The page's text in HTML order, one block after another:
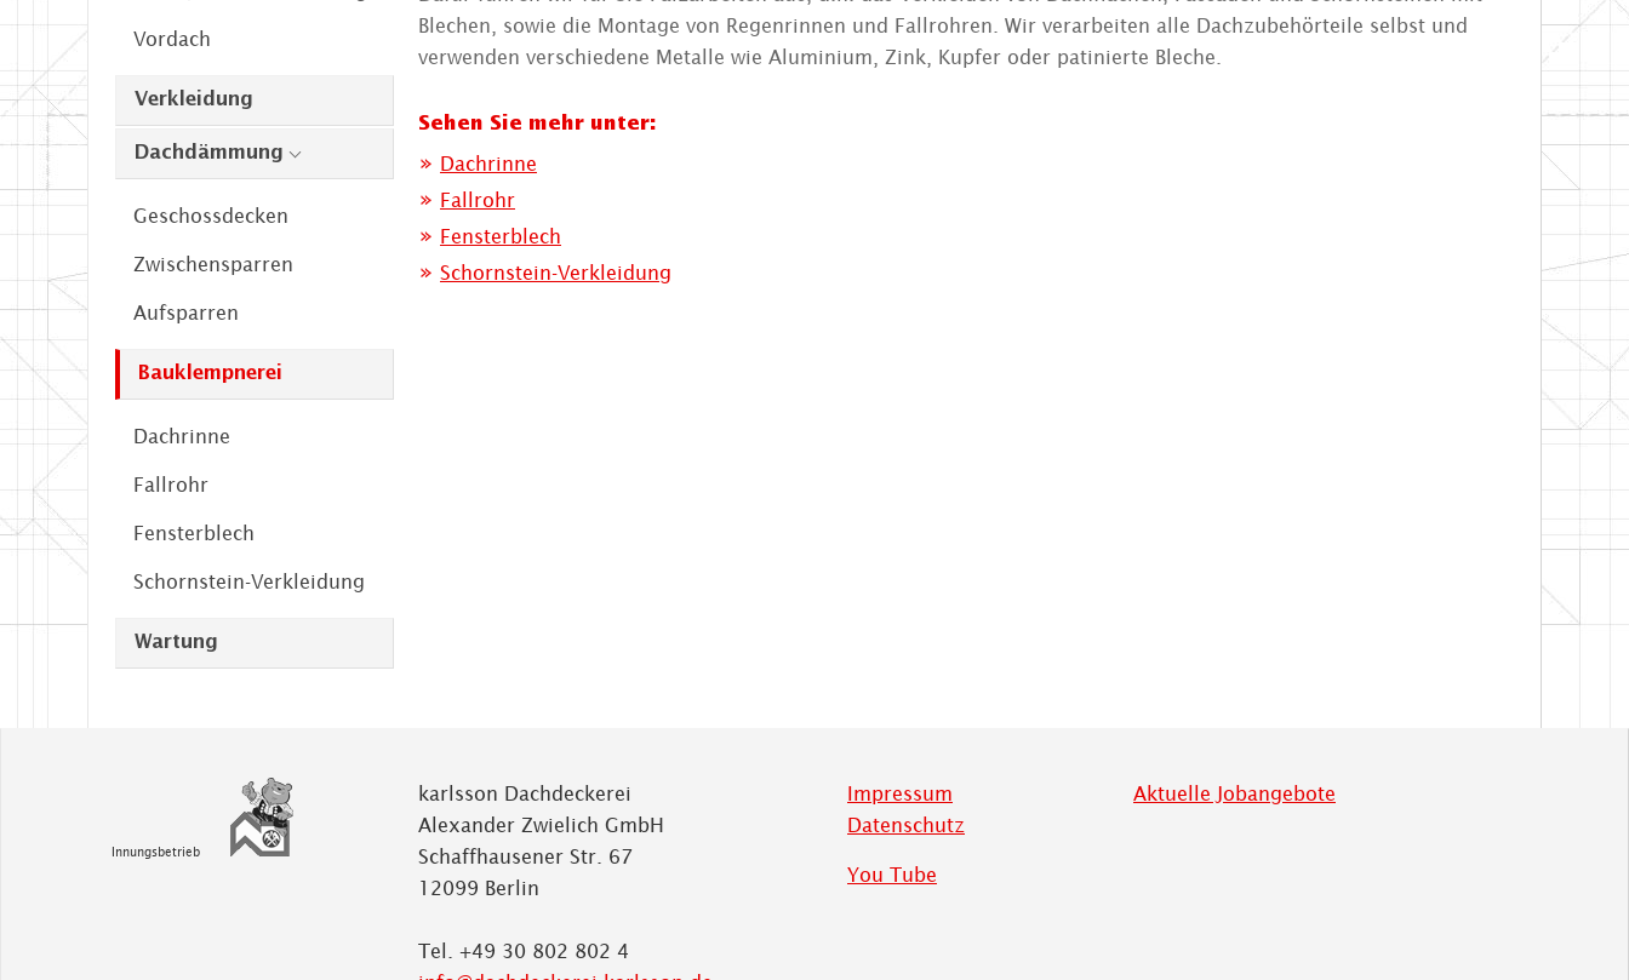
Vordach
Verkleidung
Dachdämmung
Geschossdecken
Zwischensparren
Aufsparren
Bauklempnerei
Dachrinne
Fallrohr
Fensterblech
Schornstein-Verkleidung
Wartung
Blechen, sowie die Montage von Regenrinnen und Fallrohren. Wir verarbeiten alle Dachzubehörteile selbst und
verwenden verschiedene Metalle wie Aluminium, Zink, Kupfer oder patinierte Bleche.
Sehen Sie mehr unter:
Dachrinne
Fallrohr
Fensterblech
Schornstein-Verkleidung
Innungsbetrieb
karlsson Dachdeckerei
Alexander Zwielich GmbH
Schaffhausener Str. 67
12099 Berlin
Tel. +49 30 802 802 4
Impressum
Datenschutz
You Tube
Aktuelle Jobangebote